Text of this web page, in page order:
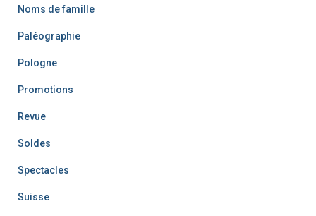
Noms de famille
Paléographie
Pologne
Promotions
Revue
Soldes
Spectacles
Suisse